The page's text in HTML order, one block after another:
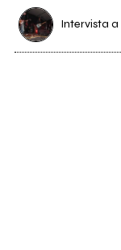
Intervista a